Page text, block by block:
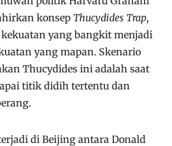
konsep Thucydides Trap,
yang bangkit menjadi
yang mapan. Skenario
Thucydides ini adalah saat
titik didih tertentu dan
di Beijing antara Donald